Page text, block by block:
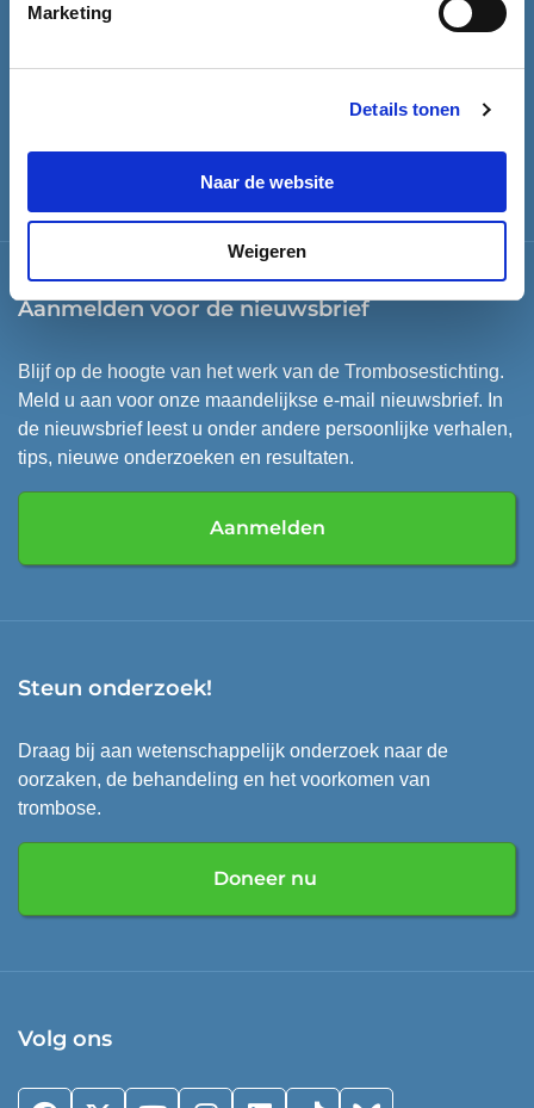
Marketing
Details tonen
Naar de website
Weigeren
Trombosestichting Nederland
IBAN: NL35 INGB 0000 3020 30
Aanmelden voor de nieuwsbrief
Blijf op de hoogte van het werk van de Trombosestichting.
Meld u aan voor onze maandelijkse e-mail nieuwsbrief. In
de nieuwsbrief leest u onder andere persoonlijke verhalen,
tips, nieuwe onderzoeken en resultaten.
Aanmelden
Steun onderzoek!
Draag bij aan wetenschappelijk onderzoek naar de
oorzaken, de behandeling en het voorkomen van
trombose.
Doneer nu
Volg ons